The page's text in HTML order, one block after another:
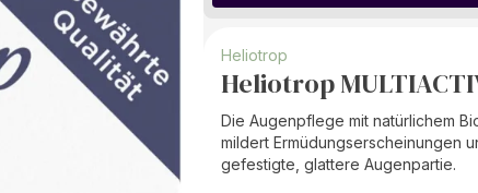
Heliotrop
Heliotrop
Die Augenpflege mit natürlichem
mildert Ermüdungserscheinungen
gefestigte, glattere Augenpartie.